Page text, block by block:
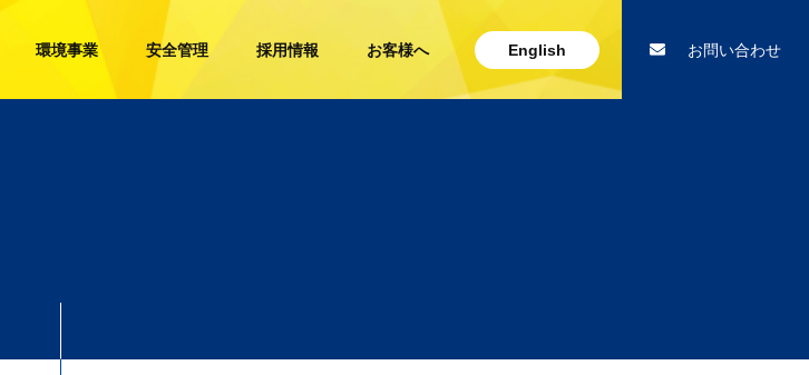
環境事業 安全管理 採用情報 お客様へ English お問い合わせ